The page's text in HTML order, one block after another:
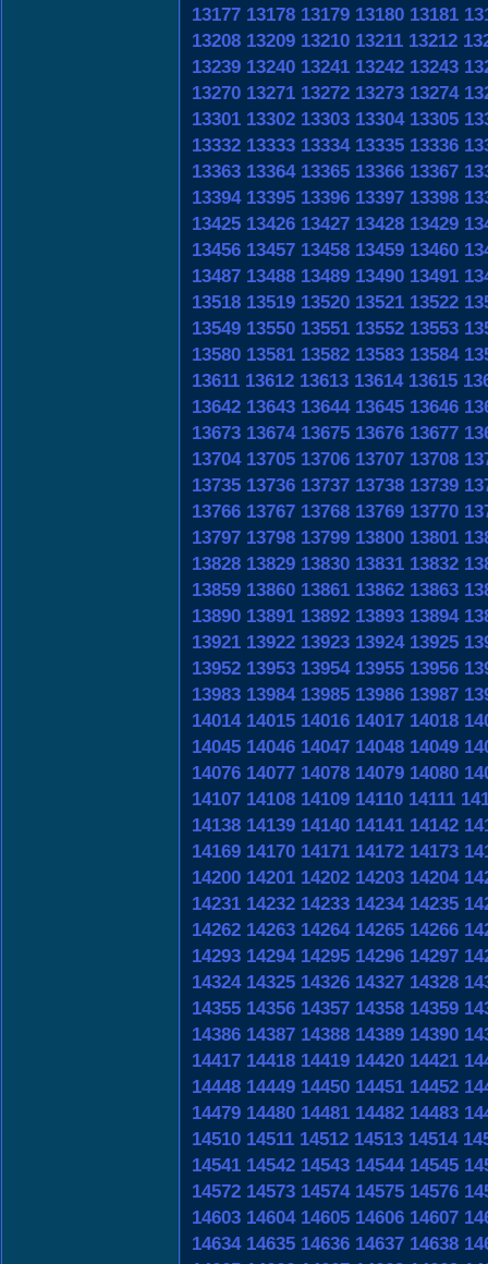
13177 13178 13179 13180 13181
13208 13209 13210 13211 13212
13239 13240 13241 13242 13243
13270 13271 13272 13273 13274
13301 13302 13303 13304 13305
13332 13333 13334 13335 13336
13363 13364 13365 13366 13367
13394 13395 13396 13397 13398
13425 13426 13427 13428 13429
13456 13457 13458 13459 13460
13487 13488 13489 13490 13491
13518 13519 13520 13521 13522
13549 13550 13551 13552 13553
13580 13581 13582 13583 13584
13611 13612 13613 13614 13615
13642 13643 13644 13645 13646
13673 13674 13675 13676 13677
13704 13705 13706 13707 13708
13735 13736 13737 13738 13739
13766 13767 13768 13769 13770
13797 13798 13799 13800 13801
13828 13829 13830 13831 13832
13859 13860 13861 13862 13863
13890 13891 13892 13893 13894
13921 13922 13923 13924 13925
13952 13953 13954 13955 13956
13983 13984 13985 13986 13987
14014 14015 14016 14017 14018
14045 14046 14047 14048 14049
14076 14077 14078 14079 14080
14107 14108 14109 14110 14111
14138 14139 14140 14141 14142
14169 14170 14171 14172 14173
14200 14201 14202 14203 14204
14231 14232 14233 14234 14235
14262 14263 14264 14265 14266
14293 14294 14295 14296 14297
14324 14325 14326 14327 14328
14355 14356 14357 14358 14359
14386 14387 14388 14389 14390
14417 14418 14419 14420 14421
14448 14449 14450 14451 14452
14479 14480 14481 14482 14483
14510 14511 14512 14513 14514
14541 14542 14543 14544 14545
14572 14573 14574 14575 14576
14603 14604 14605 14606 14607
14634 14635 14636 14637 14638